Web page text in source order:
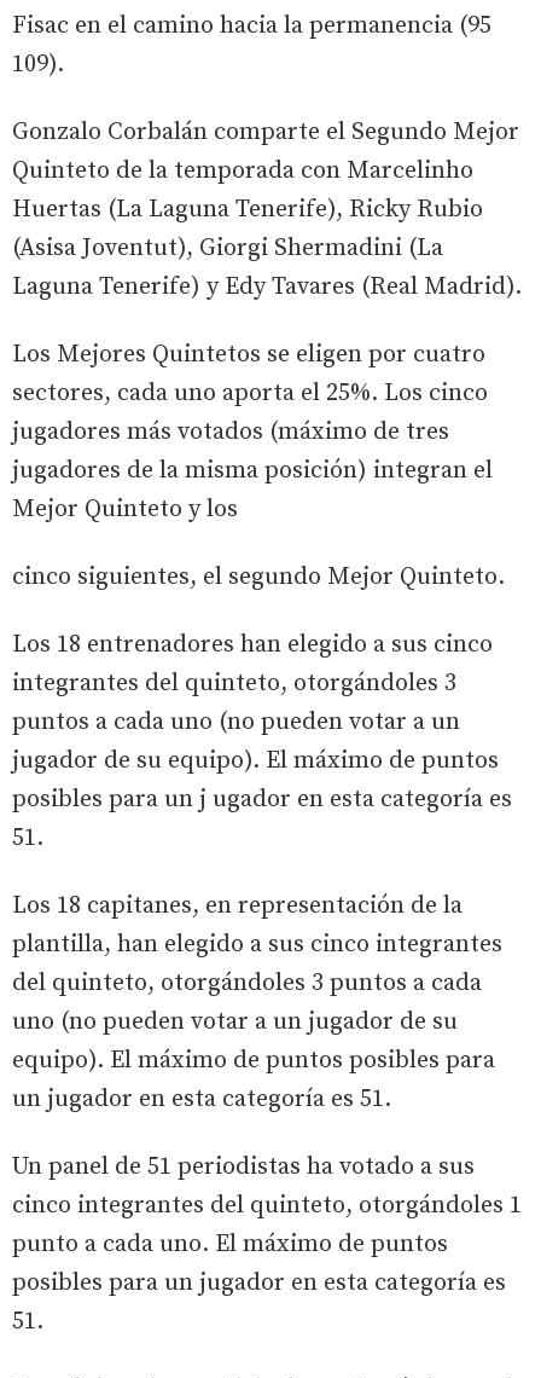
Fisac en el camino hacia la permanencia (95
109).
Gonzalo Corbalán comparte el Segundo Mejor
Quinteto de la temporada con Marcelinho
Huertas (La Laguna Tenerife), Ricky Rubio
(Asisa Joventut), Giorgi Shermadini (La
Laguna Tenerife) y Edy Tavares (Real Madrid).
Los Mejores Quintetos se eligen por cuatro
sectores, cada uno aporta el 25%. Los cinco
jugadores más votados (máximo de tres
jugadores de la misma posición) integran el
Mejor Quinteto y los
cinco siguientes, el segundo Mejor Quinteto.
Los 18 entrenadores han elegido a sus cinco
integrantes del quinteto, otorgándoles 3
puntos a cada uno (no pueden votar a un
jugador de su equipo). El máximo de puntos
posibles para un j ugador en esta categoría es
51.
Los 18 capitanes, en representación de la
plantilla, han elegido a sus cinco integrantes
del quinteto, otorgándoles 3 puntos a cada
uno (no pueden votar a un jugador de su
equipo). El máximo de puntos posibles para
un jugador en esta categoría es 51.
Un panel de 51 periodistas ha votado a sus
cinco integrantes del quinteto, otorgándoles 1
punto a cada uno. El máximo de puntos
posibles para un jugador en esta categoría es
51.